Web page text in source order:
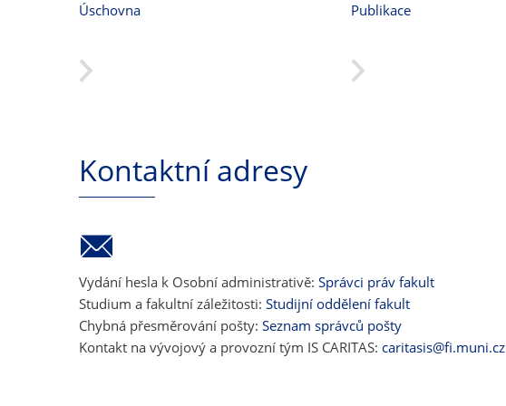
Úschovna Publikace
Kontaktní adresy
Vydání hesla k Osobní administrativě: Správci práv fakult
Studium a fakultní záležitosti: Studijní oddělení fakult
Chybná přesměrování pošty: Seznam správců pošty
Kontakt na vývojový a provozní tým IS CARITAS: caritasis@fi.muni.cz